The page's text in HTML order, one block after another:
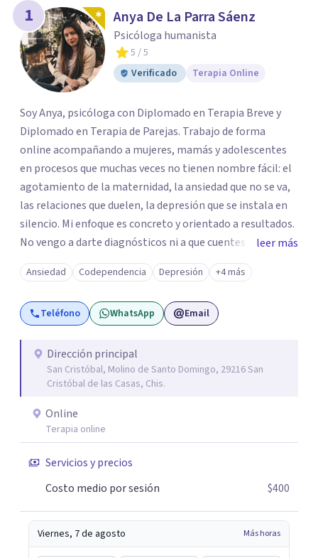
1 Anya De La Parra Sáenz
Psicóloga humanista
5 / 5
Verificado
Terapia Online
Soy Anya, psicóloga con Diplomado en Terapia Breve y
Diplomado en Terapia de Parejas. Trabajo de forma
online acompañando a mujeres, mamás y adolescentes
en procesos que muchas veces no tienen nombre fácil: el
agotamiento de la maternidad, la ansiedad que no se va,
las relaciones que duelen, la depresión que se instala en
silencio. Mi enfoque es concreto y orientado a resultados.
No vengo a darte diagnósticos ni a que cuentes tu
infancia entera — vengo a trabajar contigo, desde donde
estás, hacia donde quieres llegar. Sesiones online, a tu
ritmo. Uso terapia breve, lo que significa que nos
enfocamos en lo que realmente importa, sin procesos
vemos.
leer más
Ansiedad Codependencia Depresión +4 más
Teléfono WhatsApp Email
Dirección principal
San Cristóbal, Molino de Santo Domingo, 29216 San
Cristóbal de las Casas, Chis.
Online
Terapia online
Servicios y precios
Costo medio por sesión
$400
Viernes, 7 de agosto Más horas